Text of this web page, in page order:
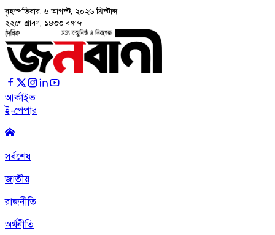
বৃহস্পতিবার, ৬ আগস্ট, ২০২৬ খ্রিস্টাব্দ
২২শে শ্রাবণ, ১৪৩৩ বঙ্গাব্দ
আর্কাইভ
ই-পেপার
সর্বশেষ
জাতীয়
রাজনীতি
অর্থনীতি